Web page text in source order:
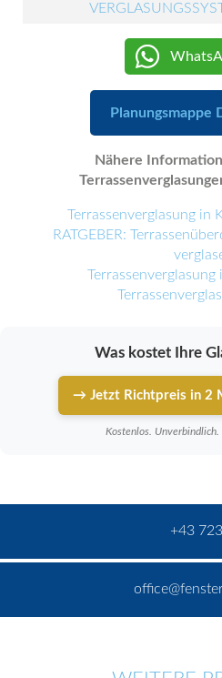
Planungsmappe
Nähere
Terrassenverglasung in
RATGEBER:
Was kostet Ihre
→ Jetzt Richtpreis in 2
Kostenlos. Unverbindlich.
+43